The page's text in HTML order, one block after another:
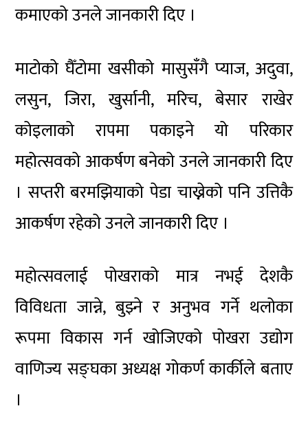
कमाएको उनले जानकारी दिए ।
माटोको घैँटोमा खसीको मासुसँगै प्याज, अदुवा,
लसुन, जिरा, खुर्सानी, मरिच, बेसार राखेर
कोइलाको रापमा पकाइने यो परिकार
महोत्सवको आकर्षण बनेको उनले जानकारी दिए
। सप्तरी बरमझियाको पेडा चाख्नेको पनि उत्तिकै
आकर्षण रहेको उनले जानकारी दिए ।
महोत्सवलाई पोखराको मात्र नभई देशकै
विविधता जान्ने, बुझ्ने र अनुभव गर्ने थलोका
रूपमा विकास गर्न खोजिएको पोखरा उद्योग
वाणिज्य सङ्घका अध्यक्ष गोकर्ण कार्कीले बताए
।